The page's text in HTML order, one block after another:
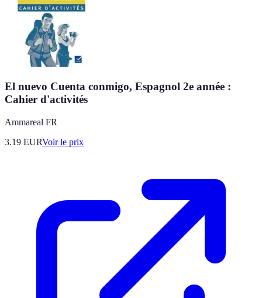
El nuevo Cuenta conmigo, Espagnol 2e année :
Cahier d'activités
Ammareal FR
3.19 EURVoir le prix